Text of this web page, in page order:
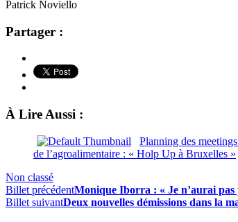
Patrick Noviello
Partager :
À Lire Aussi :
Planning des
de l’agroalimentaire : « Holp Up à Bruxelles »
Non classé
Billet précédentMonique Iborra : « Je n’aurai
Billet suivantDeux nouvelles démissions dans la